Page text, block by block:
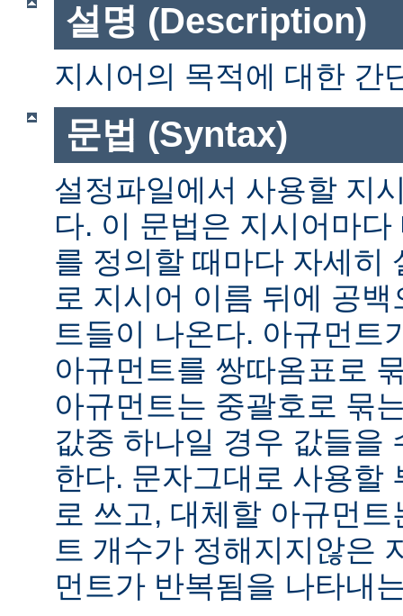
설명 (Description)
지시어의 목적에 대한 간
문법 (Syntax)
설정파일에서 사용할 지
다. 이 문법은 지시어마
를 정의할 때마다 자세히
로 지시어 이름 뒤에 공
트들이 나온다. 아규먼트
아규먼트를 쌍따옴표로
아규먼트는 중괄호로 묶
값중 하나일 경우 값들을
한다. 문자그대로 사용할
로 쓰고, 대체할 아규먼
트 개수가 정해지지않은
먼트가 반복됨을 나타내